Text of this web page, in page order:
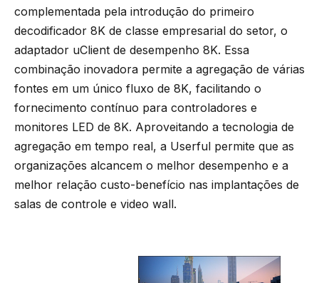
complementada pela introdução do primeiro
decodificador 8K de classe empresarial do setor, o
adaptador uClient de desempenho 8K. Essa
combinação inovadora permite a agregação de várias
fontes em um único fluxo de 8K, facilitando o
fornecimento contínuo para controladores e
monitores LED de 8K. Aproveitando a tecnologia de
agregação em tempo real, a Userful permite que as
organizações alcancem o melhor desempenho e a
melhor relação custo-benefício nas implantações de
salas de controle e video wall.